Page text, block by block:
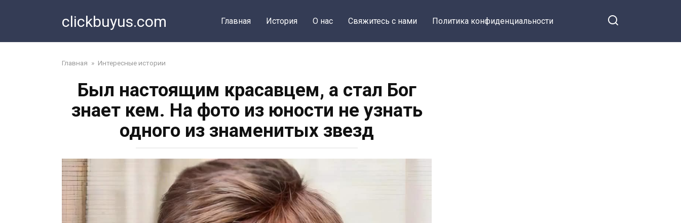
clickbuyus.com Главная История О нас Свяжитесь с нами Политика конфиденциальности
Главная » Интересные истории
Был настоящим красавцем, а стал Бог
знает кем. На фото из юности не узнать
одного из знаменитых звезд